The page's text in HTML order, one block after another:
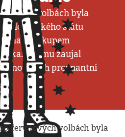
volbách byla
Slovenského štátu
a biskupem
K tomu zaujal
novinách pregnantní
červnových volbách byla